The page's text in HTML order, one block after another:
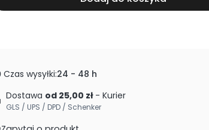
Czas wysyłki:24 - 48 h
Dostawa od 25,00 zł - Kurier
GLS / UPS / DPD / Schenker